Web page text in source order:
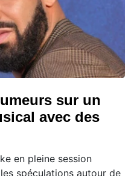
sur un
avec des
en pleine session
spéculations autour de